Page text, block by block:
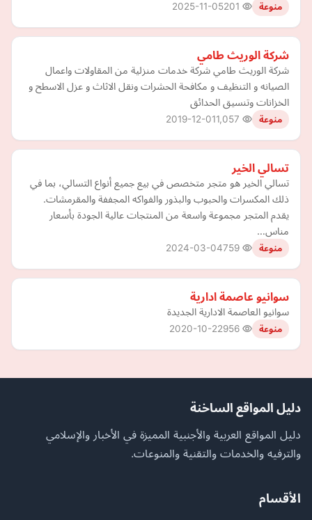
منوعة 2025-11-05
شركة الوريث طامي
شركة الوريث طامي شركة خدمات منزلية من المقاولات واعمال
الصيانه و التنظيف و مكافحة الحشرات ونقل الاثاث و عزل الاسطح و
الخزانات وتنسيق الحدائق
منوعة 2019-12-01
تسالي الخير
تسالي الخير هو متجر متخصص في بيع جميع أنواع التسالي، بما في
ذلك المكسرات والحبوب والبذور والفواكه المجففة والمقرمشات.
يقدم المتجر مجموعة واسعة من المنتجات عالية الجودة بأسعار
مناس…
منوعة 2024-03-04
سوانيو عاصمة ادارية
سوانيو العاصمة الادارية الجديدة
منوعة 2020-10-22
دليل المواقع الساخنة
دليل المواقع العربية والأجنبية المميزة في الأخبار والإسلامي
والترفيه والخدمات والتقنية والمنوعات.
الأقسام